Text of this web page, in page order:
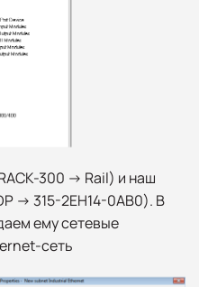
300 -> Rail) и наш
-> 315-2EH14-0AB0). В
ему сетевые
сеть